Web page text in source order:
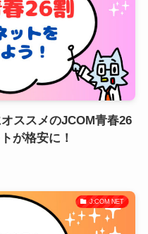
ススメのJCOM青春26
が格安に！
J:COM NET